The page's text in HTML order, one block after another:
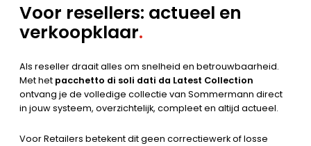
Voor resellers: actueel en
verkoopklaar.
Als reseller draait alles om snelheid en betrouwbaarheid.
Met het pacchetto di soli dati da Latest Collection
ontvang je de volledige collectie van Sommermann direct
in jouw systeem, overzichtelijk, compleet en altijd actueel.
Voor Retailers betekent dit geen correctiewerk of losse